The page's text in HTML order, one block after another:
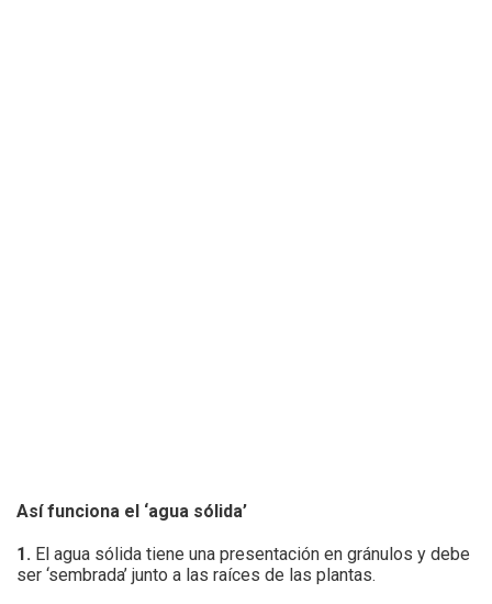
Así funciona el ‘agua sólida’
1. El agua sólida tiene una presentación en gránulos y debe
ser ‘sembrada’ junto a las raíces de las plantas.